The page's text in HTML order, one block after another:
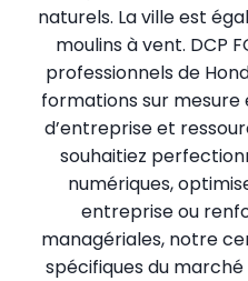
naturels. La ville est
moulins à vent. DCP
professionnels de
formations sur
d’entreprise et
souhaitiez
numériques,
entreprise ou
managériales, notre
spécifiques du